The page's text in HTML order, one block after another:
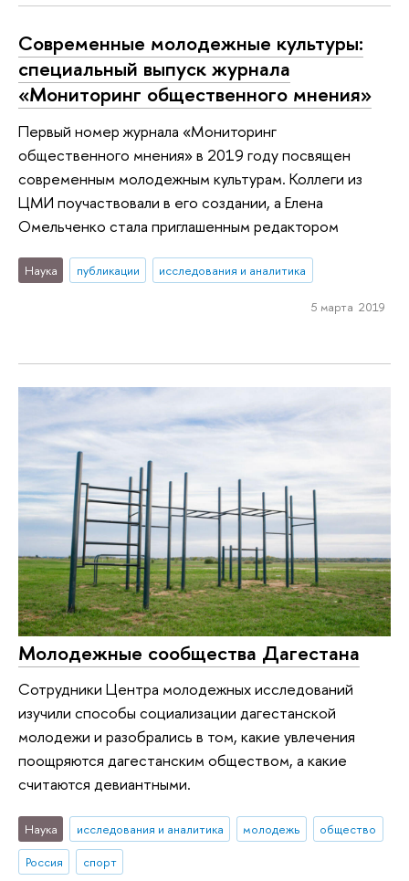
Современные молодежные культуры:
специальный выпуск журнала
«Мониторинг общественного мнения»
Первый номер журнала «Мониторинг
общественного мнения» в 2019 году посвящен
современным молодежным культурам. Коллеги из
ЦМИ поучаствовали в его создании, а Елена
Омельченко стала приглашенным редактором
Наука публикации исследования и аналитика
5 марта 2019
Молодежные сообщества Дагестана
Сотрудники Центра молодежных исследований
изучили способы социализации дагестанской
молодежи и разобрались в том, какие увлечения
поощряются дагестанским обществом, а какие
считаются девиантными.
Наука исследования и аналитика молодежь
общество
Россия
спорт